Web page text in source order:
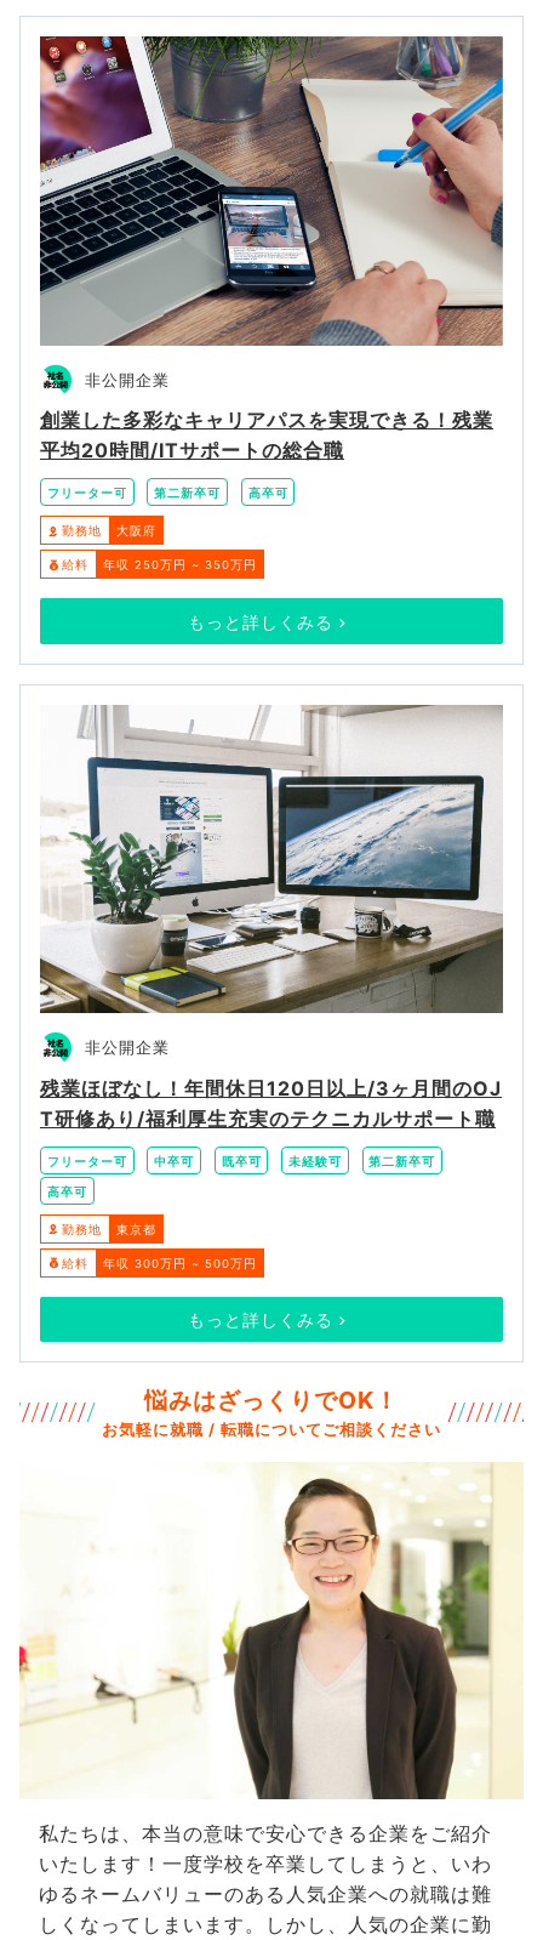
非公開企業
創業した多彩なキャリアパスを実現できる！残業
平均20時間/ITサポートの総合職
フリーター可 第二新卒可 高卒可
勤務地 大阪府
給料 年収 250万円 ~ 350万円
もっと詳しくみる
非公開企業
残業ほぼなし！年間休日120日以上/3ヶ月間のOJ
T研修あり/福利厚生充実のテクニカルサポート職
フリーター可 中卒可 既卒可 未経験可 第二新卒可
高卒可
勤務地 東京都
給料 年収 300万円 ~ 500万円
もっと詳しくみる
悩みはざっくりでOK！
お気軽に就職 / 転職についてご相談ください
私たちは、本当の意味で安心できる企業をご紹介
いたします！一度学校を卒業してしまうと、いわ
ゆるネームバリューのある人気企業への就職は難
しくなってしまいます。しかし、人気の企業に勤